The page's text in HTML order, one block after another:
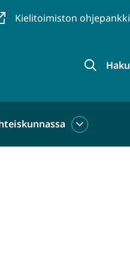
Kielitoimiston ohjepankki
Haku
Kieli